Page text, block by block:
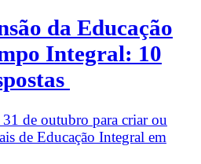
da Educação
Integral: 10
31 de outubro para criar ou
de Educação Integral em